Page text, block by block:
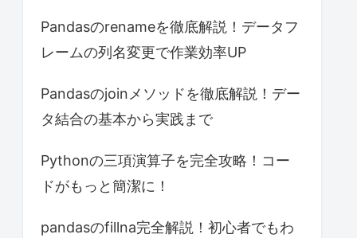
Pandasのrenameを徹底解説！データフ
レームの列名変更で作業効率UP
Pandasのjoinメソッドを徹底解説！デー
タ結合の基本から実践まで
Pythonの三項演算子を完全攻略！コー
ドがもっと簡潔に！
pandasのfillna完全解説！初心者でもわ